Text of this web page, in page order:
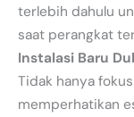
terlebih dahulu
saat perangkat
Instalasi Baru
Tidak hanya
memperhatikan